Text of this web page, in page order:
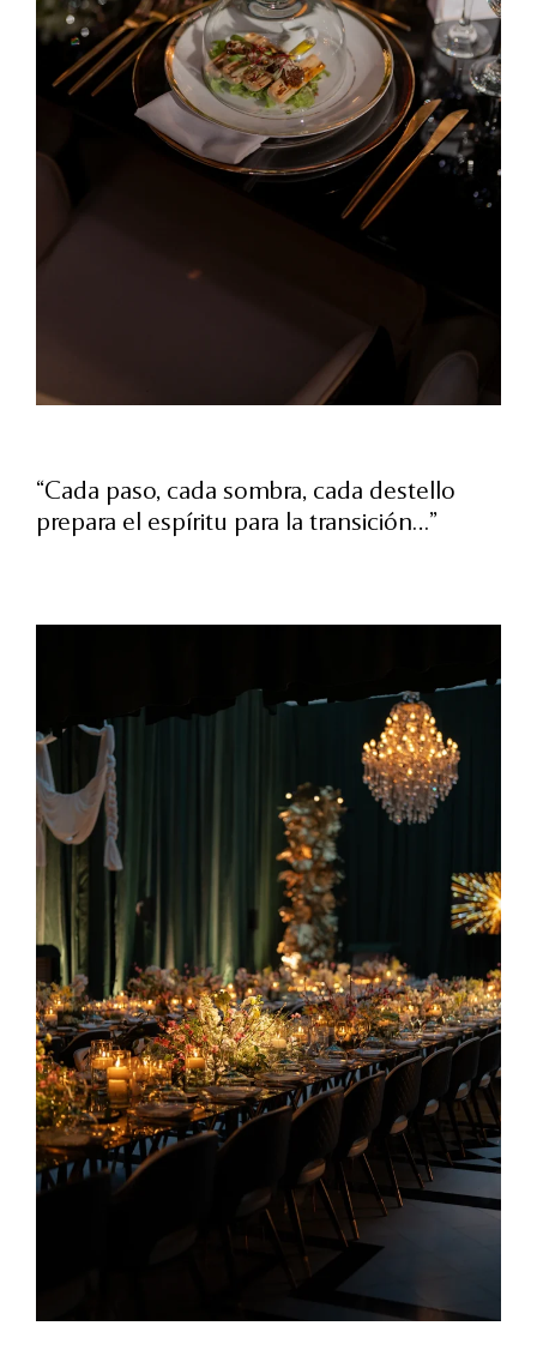
“Cada paso, cada sombra, cada destello
prepara el espíritu para la transición…”